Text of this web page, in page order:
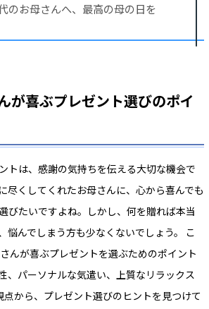
のお母さんへ、最高の母の日を
が喜ぶプレゼント選びのポイ
トは、感謝の気持ちを伝える大切な機会で
尽くしてくれたお母さんに、心から喜んでも
びたいですよね。しかし、何を贈れば本当
悩んでしまう方も少なくないでしょう。 こ
んが喜ぶプレゼントを選ぶためのポイント
、パーソナルな気遣い、上質なリラックス
から、プレゼント選びのヒントを見つけて